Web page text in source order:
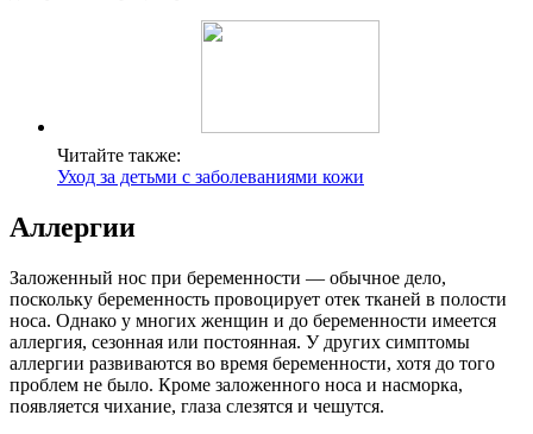
Читайте также:
Уход за детьми с заболеваниями кожи
Аллергии
Заложенный нос при беременности — обычное дело,
поскольку беременность провоцирует отек тканей в полости
носа. Однако у многих женщин и до беременности имеется
аллергия, сезонная или постоянная. У других симптомы
аллергии развиваются во время беременности, хотя до того
проблем не было. Кроме заложенного носа и насморка,
появляется чихание, глаза слезятся и чешутся.